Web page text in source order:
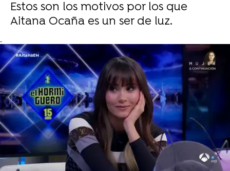
Estos son los motivos por los que
Aitana Ocaña es un ser de luz.
-